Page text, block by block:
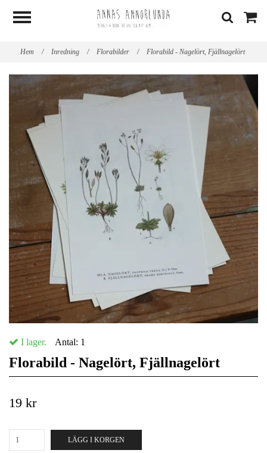
Hem / Inredning / Florabilder / Florabild - Nagelört, Fjällnagelört
I lager. Antal: 1
Florabild - Nagelört, Fjällnagelört
19 kr
LÄGG I KORGEN